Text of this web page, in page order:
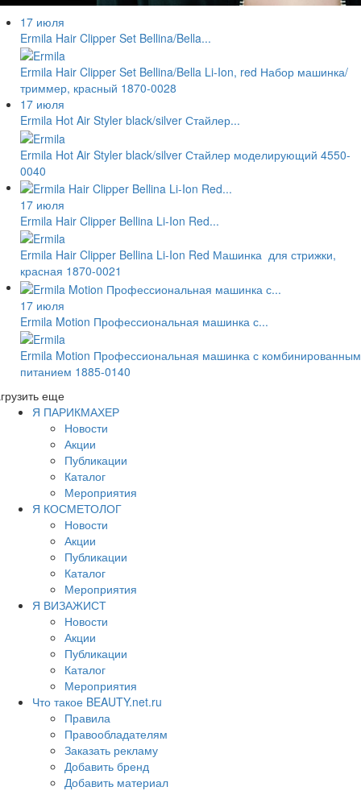
17 июля
Ermila Hair Clipper Set Bellina/Bella...
Ermila Hair Clipper Set Bellina/Bella Li-Ion, red Набор машинка/
триммер, красный 1870-0028
17 июля
Ermila Hot Air Styler black/silver Стайлер...
Ermila Hot Air Styler black/silver Стайлер моделирующий 4550-
0040
17 июля
Ermila Hair Clipper Bellina Li-Ion Red...
Ermila Hair Clipper Bellina Li-Ion Red Машинка для стрижки,
красная 1870-0021
17 июля
Ermila Motion Профессиональная машинка с...
Ermila Motion Профессиональная машинка с комбинированным
питанием 1885-0140
еще
Я ПАРИКМАХЕР
Новости
Акции
Публикации
Каталог
Мероприятия
Я КОСМЕТОЛОГ
Новости
Акции
Публикации
Каталог
Мероприятия
Я ВИЗАЖИСТ
Новости
Акции
Публикации
Каталог
Мероприятия
Что такое BEAUTY.net.ru
Правила
Правообладателям
Заказать рекламу
Добавить бренд
Добавить материал